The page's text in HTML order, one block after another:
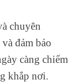
chuyên
đảm bảo
càng chiếm
khắp nơi.